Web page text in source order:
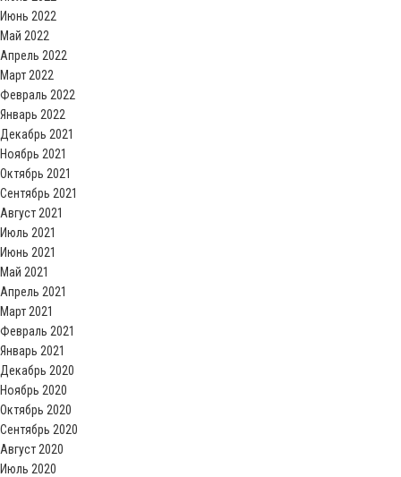
Июнь 2022
Май 2022
Апрель 2022
Март 2022
Февраль 2022
Январь 2022
Декабрь 2021
Ноябрь 2021
Октябрь 2021
Сентябрь 2021
Август 2021
Июль 2021
Июнь 2021
Май 2021
Апрель 2021
Март 2021
Февраль 2021
Январь 2021
Декабрь 2020
Ноябрь 2020
Октябрь 2020
Сентябрь 2020
Август 2020
Июль 2020